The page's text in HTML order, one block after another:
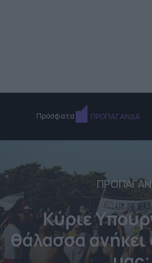
Πρόσφατα ΠΡΟΠΑΓΑΝΔΑ
Κύριε
θάλασσα ανήκει